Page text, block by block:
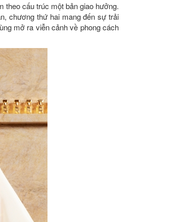
theo cấu trúc một bản giao hưởng.
chương thứ hai mang đến sự trải
mở ra viễn cảnh về phong cách